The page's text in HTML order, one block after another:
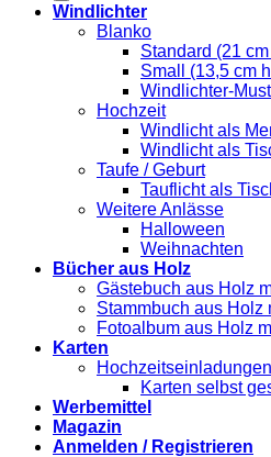
Windlichter
Blanko
Standard (21
Small (13,5 cm
Windlichter-
Hochzeit
Windlicht als
Windlicht als
Taufe / Geburt
Tauflicht als
Weitere Anlässe
Halloween
Weihnachten
Bücher aus Holz
Gästebuch aus Holz
Stammbuch aus Holz
Fotoalbum aus Holz
Karten
Hochzeitseinladungen
Karten selbst
Werbemittel
Magazin
Anmelden / Registrieren